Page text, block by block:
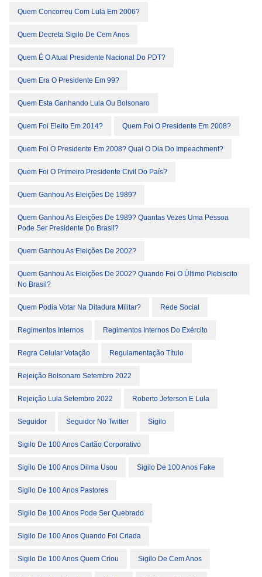
Quem Concorreu Com Lula Em 2006?
Quem Decreta Sigilo De Cem Anos
Quem É O Atual Presidente Nacional Do PDT?
Quem Era O Presidente Em 99?
Quem Esta Ganhando Lula Ou Bolsonaro
Quem Foi Eleito Em 2014? Quem Foi O Presidente Em 2008?
Quem Foi O Presidente Em 2008? Qual O Dia Do Impeachment?
Quem Foi O Primeiro Presidente Civil Do País?
Quem Ganhou As Eleições De 1989?
Quem Ganhou As Eleições De 1989? Quantas Vezes Uma Pessoa
Pode Ser Presidente Do Brasil?
Quem Ganhou As Eleições De 2002?
Quem Ganhou As Eleições De 2002? Quando Foi O Último Plebiscito
No Brasil?
Quem Podia Votar Na Ditadura Militar? Rede Social
Regimentos Internos Regimentos Internos Do Exército
Regra Celular Votação Regulamentação Título
Rejeição Bolsonaro Setembro 2022
Rejeição Lula Setembro 2022 Roberto Jeferson E Lula
Seguidor Seguidor No Twitter Sigilo
Sigilo De 100 Anos Cartão Corporativo
Sigilo De 100 Anos Dilma Usou Sigilo De 100 Anos Fake
Sigilo De 100 Anos Pastores
Sigilo De 100 Anos Pode Ser Quebrado
Sigilo De 100 Anos Quando Foi Criada
Sigilo De 100 Anos Quem Criou Sigilo De Cem Anos